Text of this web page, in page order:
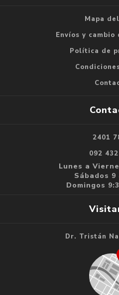
Mapa
Envíos y
Política de
2401
092
Lunes a
Sábados 9
Domingos
Dr. Tristán